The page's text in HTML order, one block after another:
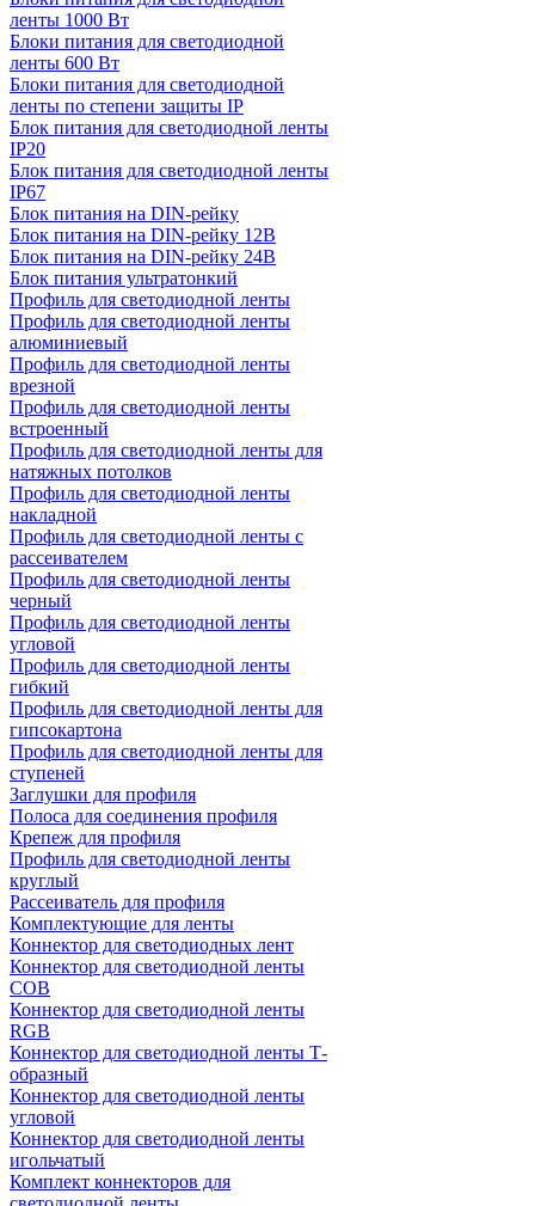
ленты 1000 Вт
Блоки питания для светодиодной
ленты 600 Вт
Блоки питания для светодиодной
ленты по степени защиты IP
Блок питания для светодиодной ленты
IP20
Блок питания для светодиодной ленты
IP67
Блок питания на DIN-рейку
Блок питания на DIN-рейку 12В
Блок питания на DIN-рейку 24В
Блок питания ультратонкий
Профиль для светодиодной ленты
Профиль для светодиодной ленты
алюминиевый
Профиль для светодиодной ленты
врезной
Профиль для светодиодной ленты
встроенный
Профиль для светодиодной ленты для
натяжных потолков
Профиль для светодиодной ленты
накладной
Профиль для светодиодной ленты с
рассеивателем
Профиль для светодиодной ленты
черный
Профиль для светодиодной ленты
угловой
Профиль для светодиодной ленты
гибкий
Профиль для светодиодной ленты для
гипсокартона
Профиль для светодиодной ленты для
ступеней
Заглушки для профиля
Полоса для соединения профиля
Крепеж для профиля
Профиль для светодиодной ленты
круглый
Рассеиватель для профиля
Комплектующие для ленты
Коннектор для светодиодных лент
Коннектор для светодиодной ленты
COB
Коннектор для светодиодной ленты
RGB
Коннектор для светодиодной ленты Т-
образный
Коннектор для светодиодной ленты
угловой
Коннектор для светодиодной ленты
игольчатый
Комплект коннекторов для